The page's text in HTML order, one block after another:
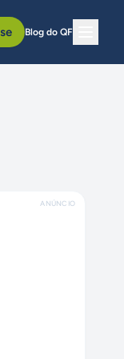
Blog do QF
ANÚNCIO